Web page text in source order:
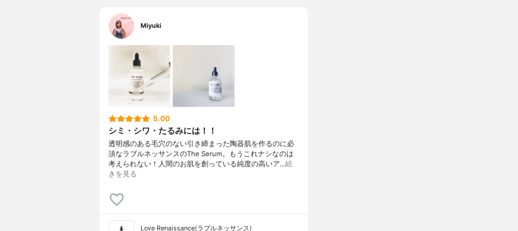
Miyuki
5.00
シミ・シワ・たるみには！！
透明感のある毛穴のない引き締まった陶器肌を作るのに必
須なラブルネッサンスのThe Serum。もうこれナシなのは
考えられない！人間のお肌を創っている純度の高いア…続
きを見る
Love Renaissance(ラブルネッサンス)